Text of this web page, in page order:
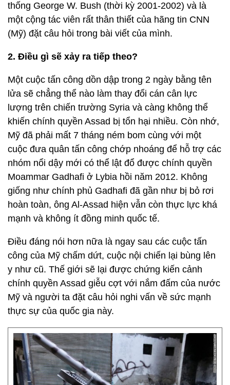
thống George W. Bush (thời kỳ 2001-2002) và là
một cộng tác viên rất thân thiết của hãng tin CNN
(Mỹ) đặt câu hỏi trong bài viết của mình.
2. Điều gì sẽ xảy ra tiếp theo?
Một cuộc tấn công dồn dập trong 2 ngày bằng tên
lửa sẽ chẳng thể nào làm thay đổi cán cân lực
lượng trên chiến trường Syria và càng không thể
khiến chính quyền Assad bị tổn hại nhiều. Còn nhớ,
Mỹ đã phải mất 7 tháng ném bom cùng với một
cuộc đưa quân tấn công chớp nhoáng để hỗ trợ các
nhóm nổi dậy mới có thể lật đổ được chính quyền
Moammar Gadhafi ở Lybia hồi năm 2012. Không
giống như chính phủ Gadhafi đã gần như bị bỏ rơi
hoàn toàn, ông Al-Assad hiện vẫn còn thực lực khá
mạnh và không ít đồng minh quốc tế.
Điều đáng nói hơn nữa là ngay sau các cuộc tấn
công của Mỹ chấm dứt, cuộc nội chiến lại bùng lên
y như cũ. Thế giới sẽ lại được chứng kiến cảnh
chính quyền Assad giễu cợt với nắm đấm của nước
Mỹ và người ta đặt câu hỏi nghi vấn về sức mạnh
thực sự của quốc gia này.